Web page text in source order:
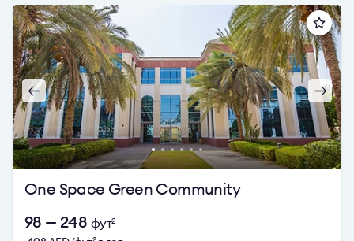
One Space Green Community
98 — 248 фут2